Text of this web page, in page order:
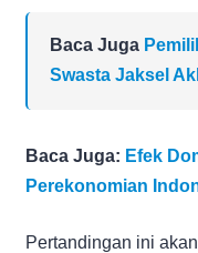
Baca Juga
Swasta Jaksel
Baca Juga: Efek
Perekonomian
Pertandingan ini